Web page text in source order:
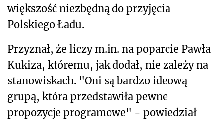
większość niezbędną do przyjęcia
Polskiego Ładu.
Przyznał, że liczy m.in. na poparcie Pawła
Kukiza, któremu, jak dodał, nie zależy na
stanowiskach. "Oni są bardzo ideową
grupą, która przedstawiła pewne
propozycje programowe" - powiedział